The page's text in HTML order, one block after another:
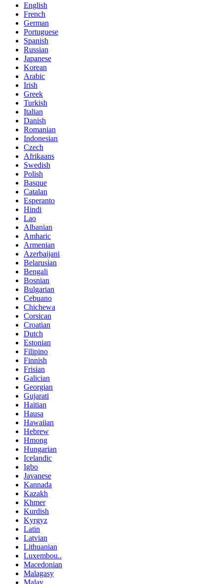
English
French
German
Portuguese
Spanish
Russian
Japanese
Korean
Arabic
Irish
Greek
Turkish
Italian
Danish
Romanian
Indonesian
Czech
Afrikaans
Swedish
Polish
Basque
Catalan
Esperanto
Hindi
Lao
Albanian
Amharic
Armenian
Azerbaijani
Belarusian
Bengali
Bosnian
Bulgarian
Cebuano
Chichewa
Corsican
Croatian
Dutch
Estonian
Filipino
Finnish
Frisian
Galician
Georgian
Gujarati
Haitian
Hausa
Hawaiian
Hebrew
Hmong
Hungarian
Icelandic
Igbo
Javanese
Kannada
Kazakh
Khmer
Kurdish
Kyrgyz
Latin
Latvian
Lithuanian
Luxembou..
Macedonian
Malagasy
Malay